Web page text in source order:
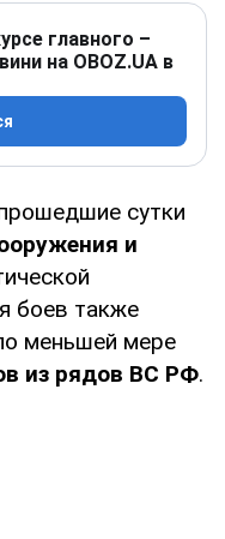
главного –
на OBOZ.UA в
сутки
и
боев также
меньшей мере
из рядов ВС РФ.